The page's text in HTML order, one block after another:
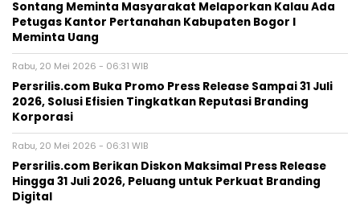
Sontang Meminta Masyarakat Melaporkan Kalau Ada
Petugas Kantor Pertanahan Kabupaten Bogor I
Meminta Uang
Rabu, 20 Mei 2026 - 06:31 WIB
Persrilis.com Buka Promo Press Release Sampai 31 Juli
2026, Solusi Efisien Tingkatkan Reputasi Branding
Korporasi
Rabu, 20 Mei 2026 - 06:31 WIB
Persrilis.com Berikan Diskon Maksimal Press Release
Hingga 31 Juli 2026, Peluang untuk Perkuat Branding
Digital